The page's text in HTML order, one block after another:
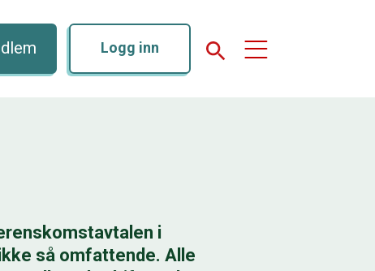
Logg inn
i
så omfattende. Alle